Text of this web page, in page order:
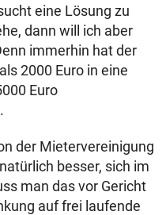
eine Lösung zu
dann will ich aber
immerhin hat der
2000 Euro in eine
Euro
der Mietervereinigung
besser, sich im
man das vor Gericht
auf frei laufende